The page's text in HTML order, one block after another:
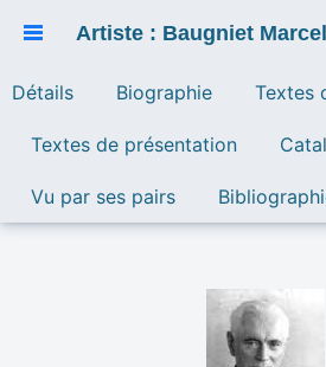
Artiste : Baugniet
Détails Biographie Textes
Textes de présentation
Vu par ses pairs